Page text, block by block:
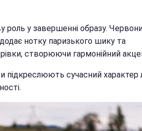
роль у завершенні образу.
нотку паризького шику та
створюючи гармонійний
підкреслюють сучасний характер